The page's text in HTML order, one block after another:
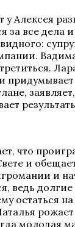
у Алексея
за все дела
что
и
и
ведь
остаться
молодая